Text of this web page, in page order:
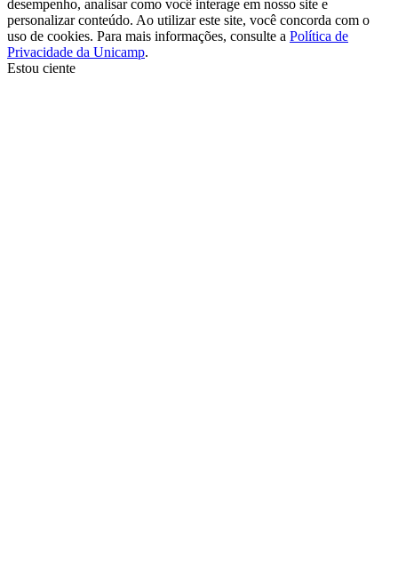
desempenho, analisar como você interage em nosso site e
personalizar conteúdo. Ao utilizar este site, você concorda com o
uso de cookies. Para mais informações, consulte a Política de
Privacidade da Unicamp.
Estou ciente